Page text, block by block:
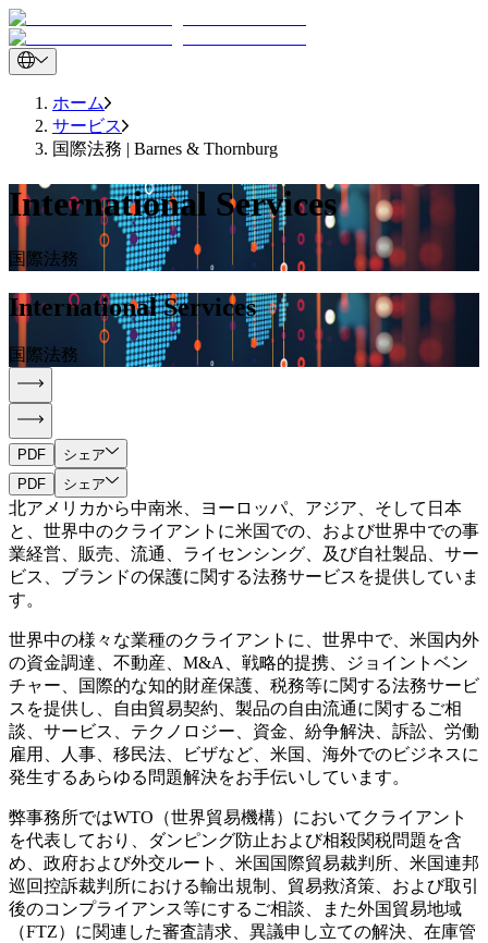
ホーム
サービス
国際法務 | Barnes & Thornburg
International Services
国際法務
International Services
国際法務
PDF
シェア
PDF
シェア
北アメリカから中南米、ヨーロッパ、アジア、そして日本
と、世界中のクライアントに米国での、および世界中での事
業経営、販売、流通、ライセンシング、及び自社製品、サー
ビス、ブランドの保護に関する法務サービスを提供していま
す。
世界中の様々な業種のクライアントに、世界中で、米国内外
の資金調達、不動産、M&A、戦略的提携、ジョイントベン
チャー、国際的な知的財産保護、税務等に関する法務サービ
スを提供し、自由貿易契約、製品の自由流通に関するご相
談、サービス、テクノロジー、資金、紛争解決、訴訟、労働
雇用、人事、移民法、ビザなど、米国、海外でのビジネスに
発生するあらゆる問題解決をお手伝いしています。
弊事務所ではWTO（世界貿易機構）においてクライアント
を代表しており、ダンピング防止および相殺関税問題を含
め、政府および外交ルート、米国国際貿易裁判所、米国連邦
巡回控訴裁判所における輸出規制、貿易救済策、および取引
後のコンプライアンス等にするご相談、また外国貿易地域
（FTZ）に関連した審査請求、異議申し立ての解決、在庫管